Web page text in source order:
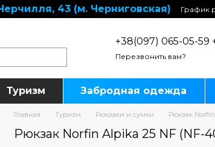
43 (м. Черниговская)
График
+38(097) 065-05-59
Перезвонить вам?
Туризм Забродная одежда
Главная Туризм Рюкзаки и сумки Рюкзак
Рюкзак Norfin Alpika 25 NF (NF-